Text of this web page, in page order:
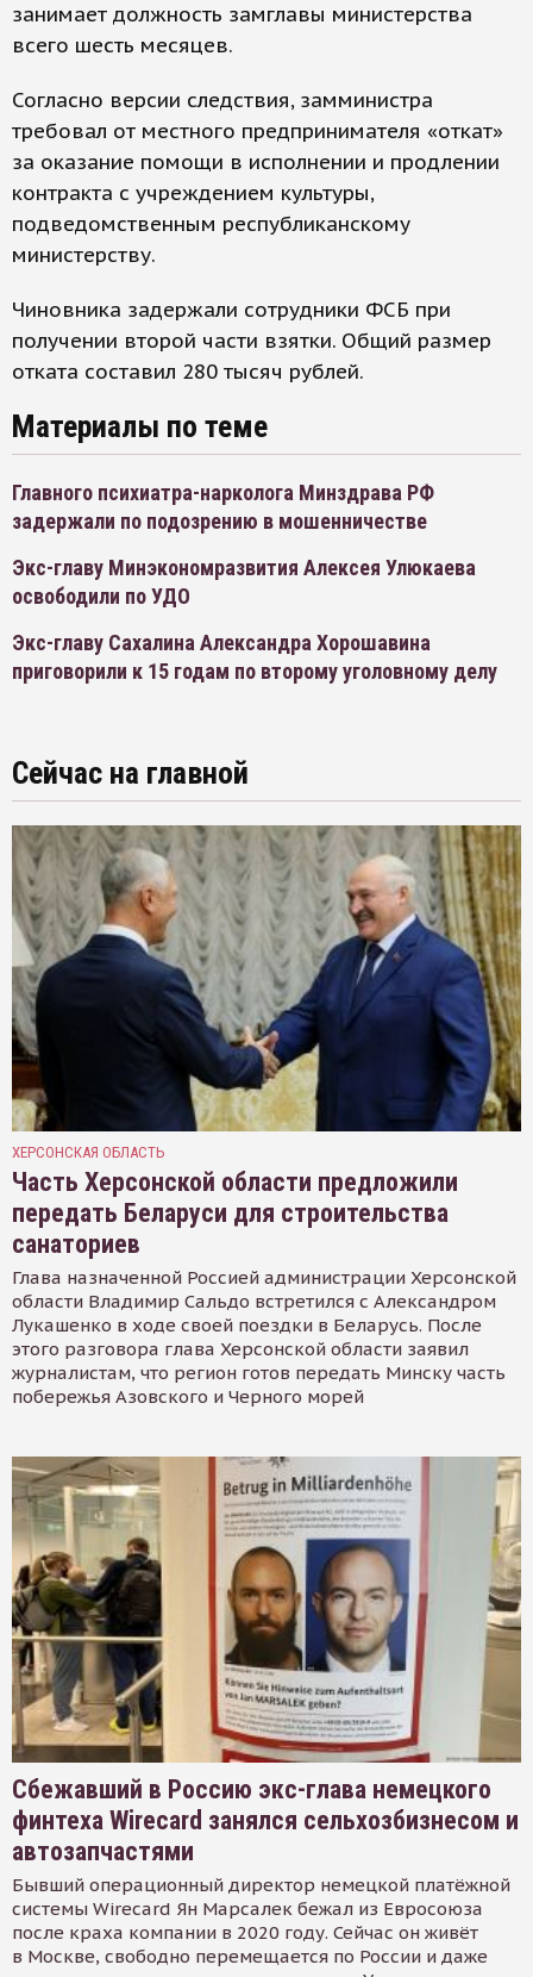
занимает должность замглавы министерства
всего шесть месяцев.
Согласно версии следствия, замминистра
требовал от местного предпринимателя «откат»
за оказание помощи в исполнении и продлении
контракта с учреждением культуры,
подведомственным республиканскому
министерству.
Чиновника задержали сотрудники ФСБ при
получении второй части взятки. Общий размер
отката составил 280 тысяч рублей.
Материалы по теме
Главного психиатра-нарколога Минздрава РФ
задержали по подозрению в мошенничестве
Экс-главу Минэкономразвития Алексея Улюкаева
освободили по УДО
Экс-главу Сахалина Александра Хорошавина
приговорили к 15 годам по второму уголовному делу
Сейчас на главной
ХЕРСОНСКАЯ ОБЛАСТЬ
Часть Херсонской области предложили
передать Беларуси для строительства
санаториев
Глава назначенной Россией администрации Херсонской
области Владимир Сальдо встретился с Александром
Лукашенко в ходе своей поездки в Беларусь. После
этого разговора глава Херсонской области заявил
журналистам, что регион готов передать Минску часть
побережья Азовского и Черного морей
Сбежавший в Россию экс-глава немецкого
финтеха Wirecard занялся сельхозбизнесом и
автозапчастями
Бывший операционный директор немецкой платёжной
системы Wirecard Ян Марсалек бежал из Евросоюза
после краха компании в 2020 году. Сейчас он живёт
в Москве, свободно перемещается по России и даже